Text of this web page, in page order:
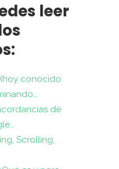
leer
conocido
de
Scrolling,